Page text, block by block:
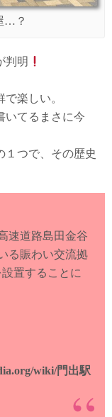
…？
判明
楽しい。
いてるまさに今
１つで、その歴史
速道路島田金谷
る賑わい交流拠
置することに
wiki/門出駅